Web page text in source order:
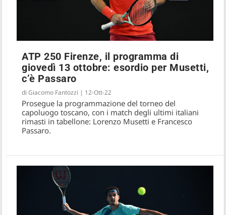
ATP 250 Firenze, il programma di
giovedì 13 ottobre: esordio per Musetti,
c’è Passaro
diGiacomo Fantozzi | 12-Ott-22
Prosegue la programmazione del torneo del
capoluogo toscano, con i match degli ultimi italiani
rimasti in tabellone: Lorenzo Musetti e Francesco
Passaro.